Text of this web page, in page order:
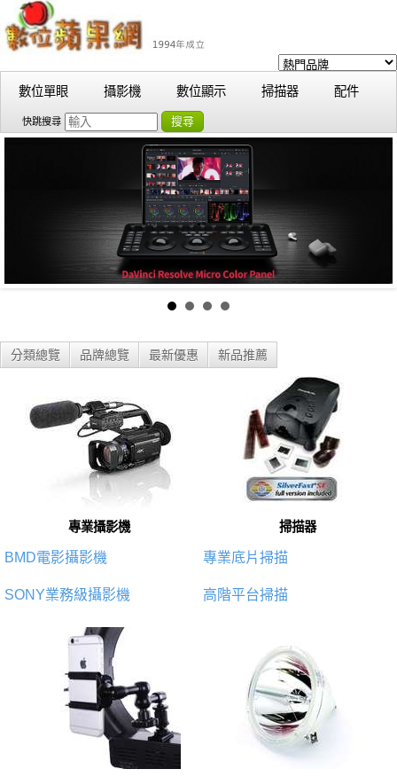
數位單眼 攝影機 數位顯示 掃描器 配件
快跳搜尋 搜尋
分類總覽 品牌總覽 最新優惠 新品推薦
專業攝影機
BMD電影攝影機
SONY業務級攝影機
掃描器
專業底片掃描
高階平台掃描